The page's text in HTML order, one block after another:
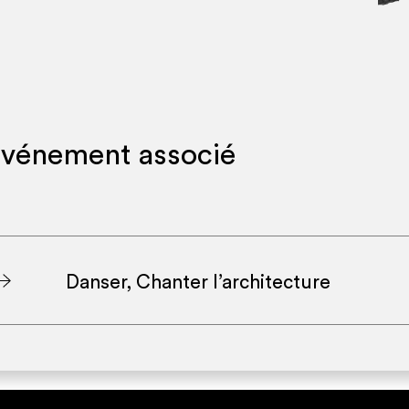
associé
Danser, Chanter l’architecture